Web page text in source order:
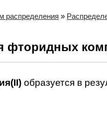
распределения »
фторидных
образуется в